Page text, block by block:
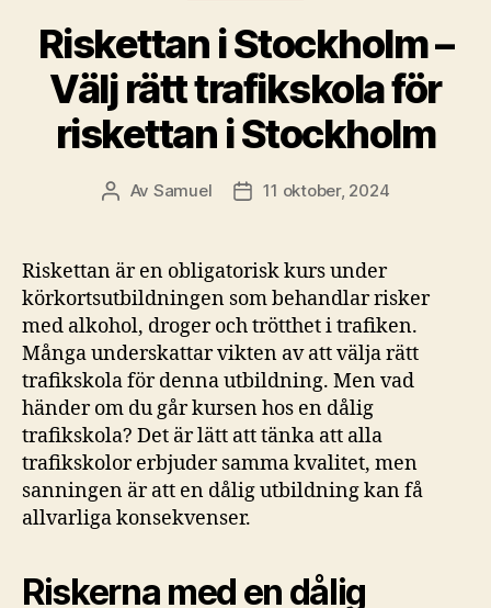
Riskettan i Stockholm –
Välj rätt trafikskola för
riskettan i Stockholm
Inläggsförfattare
Av Samuel Inläggsdatum
11 oktober, 2024
Riskettan är en obligatorisk kurs under
körkortsutbildningen som behandlar risker
med alkohol, droger och trötthet i trafiken.
Många underskattar vikten av att välja rätt
trafikskola för denna utbildning. Men vad
händer om du går kursen hos en dålig
trafikskola? Det är lätt att tänka att alla
trafikskolor erbjuder samma kvalitet, men
sanningen är att en dålig utbildning kan få
allvarliga konsekvenser.
Riskerna med en dålig